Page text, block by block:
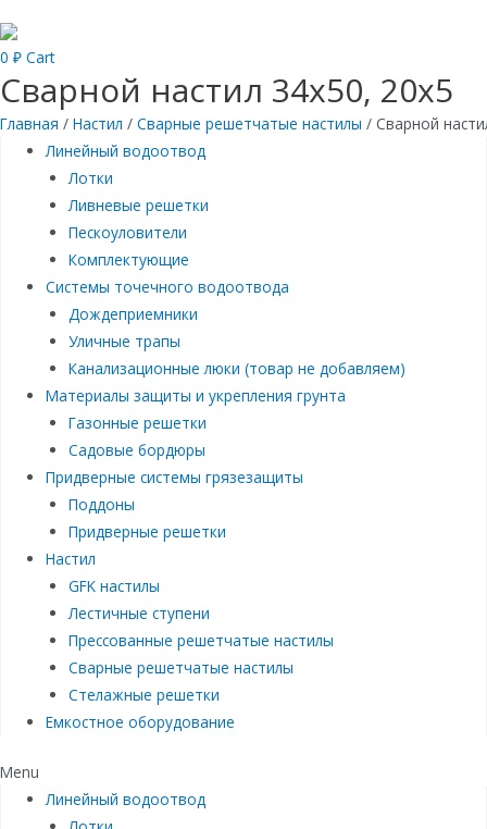
0 ₽ Cart
Сварной настил 34х50, 20х5
Главная / Настил / Сварные решетчатые настилы / Сварной
Линейный водоотвод
Лотки
Ливневые решетки
Пескоуловители
Комплектующие
Системы точечного водоотвода
Дождеприемники
Уличные трапы
Канализационные люки (товар не добавляем)
Материалы защиты и укрепления грунта
Газонные решетки
Садовые бордюры
Придверные системы грязезащиты
Поддоны
Придверные решетки
Настил
GFK настилы
Лестичные ступени
Прессованные решетчатые настилы
Сварные решетчатые настилы
Стелажные решетки
Емкостное оборудование
Menu
Линейный водоотвод